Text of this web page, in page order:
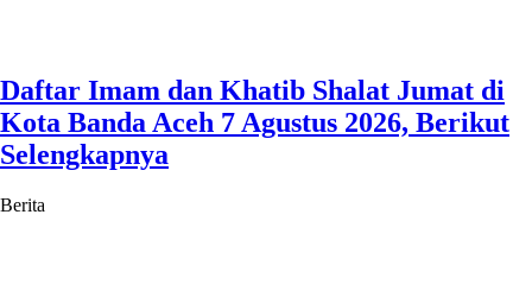
Daftar Imam dan Khatib Shalat Jumat di
Kota Banda Aceh 7 Agustus 2026, Berikut
Selengkapnya
Berita